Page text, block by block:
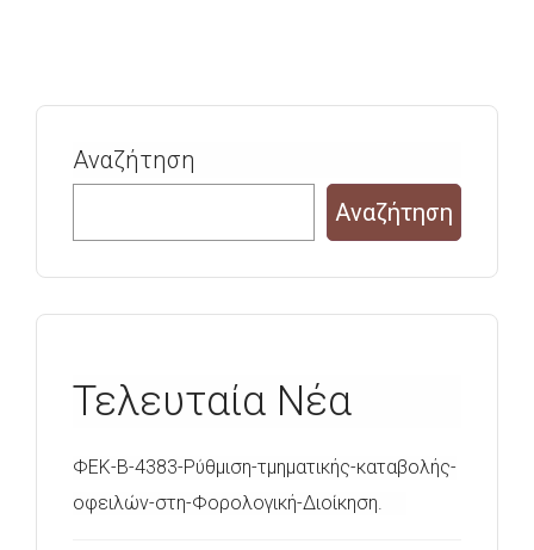
Αναζήτηση
Αναζήτηση
Τελευταία Νέα
ΦΕΚ-Β-4383-Ρύθμιση-τμηματικής-καταβολής-
οφειλών-στη-Φορολογική-Διοίκηση.